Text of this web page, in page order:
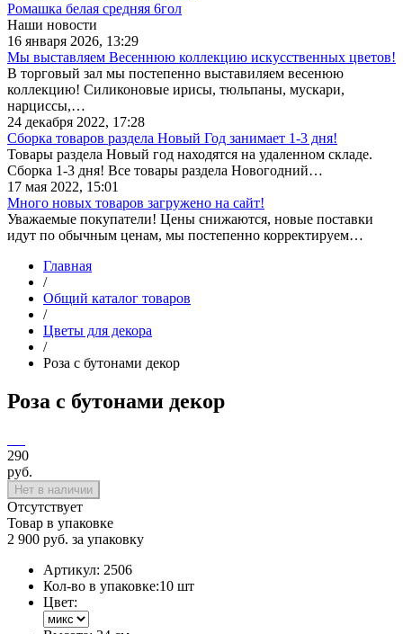
Ромашка белая средняя 6гол
Наши новости
16 января 2026, 13:29
Мы выставляем Весеннюю коллекцию искусственных цветов!
В торговый зал мы постепенно выставиляем весенюю
коллекцию! Силиконовые ирисы, тюльпаны, мускари,
нарциссы,…
24 декабря 2022, 17:28
Сборка товаров раздела Новый Год занимает 1-3 дня!
Товары раздела Новый год находятся на удаленном складе.
Сборка 1-3 дня! Все товары раздела Новогодний…
17 мая 2022, 15:01
Много новых товаров загружено на сайт!
Уважаемые покупатели! Цены снижаются, новые поставки
идут по обычным ценам, мы постепенно корректируем…
Главная
/
Общий каталог товаров
/
Цветы для декора
/
Роза с бутонами декор
Роза с бутонами декор
290
руб.
Нет в наличии
Отсутствует
Товар в упаковке
2 900 руб. за упаковку
Артикул: 2506
Кол-во в упаковке:10 шт
Цвет: